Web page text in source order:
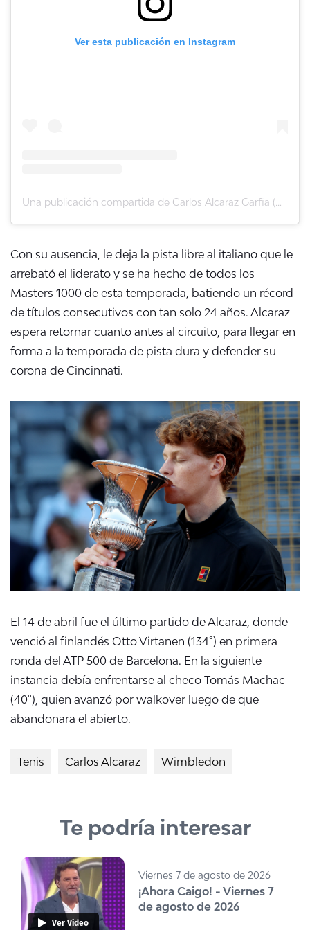
Ver esta publicación en Instagram
Con su ausencia, le deja la pista libre al italiano que le
arrebató el liderato y se ha hecho de todos los
Masters 1000 de esta temporada, batiendo un récord
de títulos consecutivos con tan solo 24 años. Alcaraz
espera retornar cuanto antes al circuito, para llegar en
forma a la temporada de pista dura y defender su
corona de Cincinnati.
El 14 de abril fue el último partido de Alcaraz, donde
venció al finlandés Otto Virtanen (134°) en primera
ronda del ATP 500 de Barcelona. En la siguiente
instancia debía enfrentarse al checo Tomás Machac
(40°), quien avanzó por walkover luego de que
abandonara el abierto.
Tenis Carlos Alcaraz Wimbledon
Te podría interesar
Ver Video
Viernes 7 de agosto de 2026
¡Ahora Caigo! - Viernes 7
de agosto de 2026